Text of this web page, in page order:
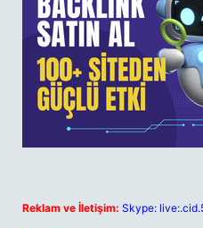
Reklam ve İletişim: Skype: